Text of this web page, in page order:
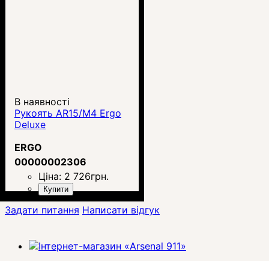
В наявності
Рукоять AR15/M4 Ergo
Deluxe
ERGO
00000002306
Ціна: 2 726грн.
Купити
Задати питання Написати відгук